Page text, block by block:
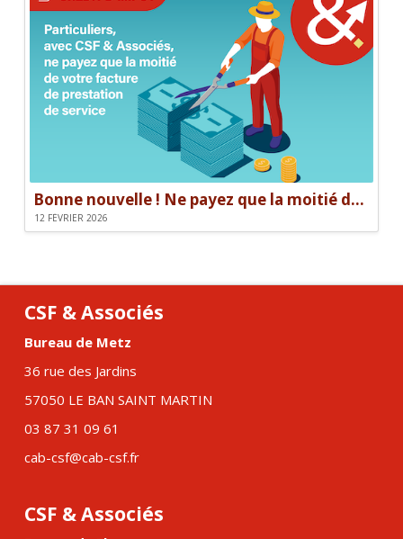
Bonne nouvelle ! Ne payez que la moitié de votre facture.
12 FÉVRIER 2026
CSF & Associés
Bureau de Metz
36 rue des Jardins
57050 LE BAN SAINT MARTIN
03 87 31 09 61
cab-csf@cab-csf.fr
CSF & Associés